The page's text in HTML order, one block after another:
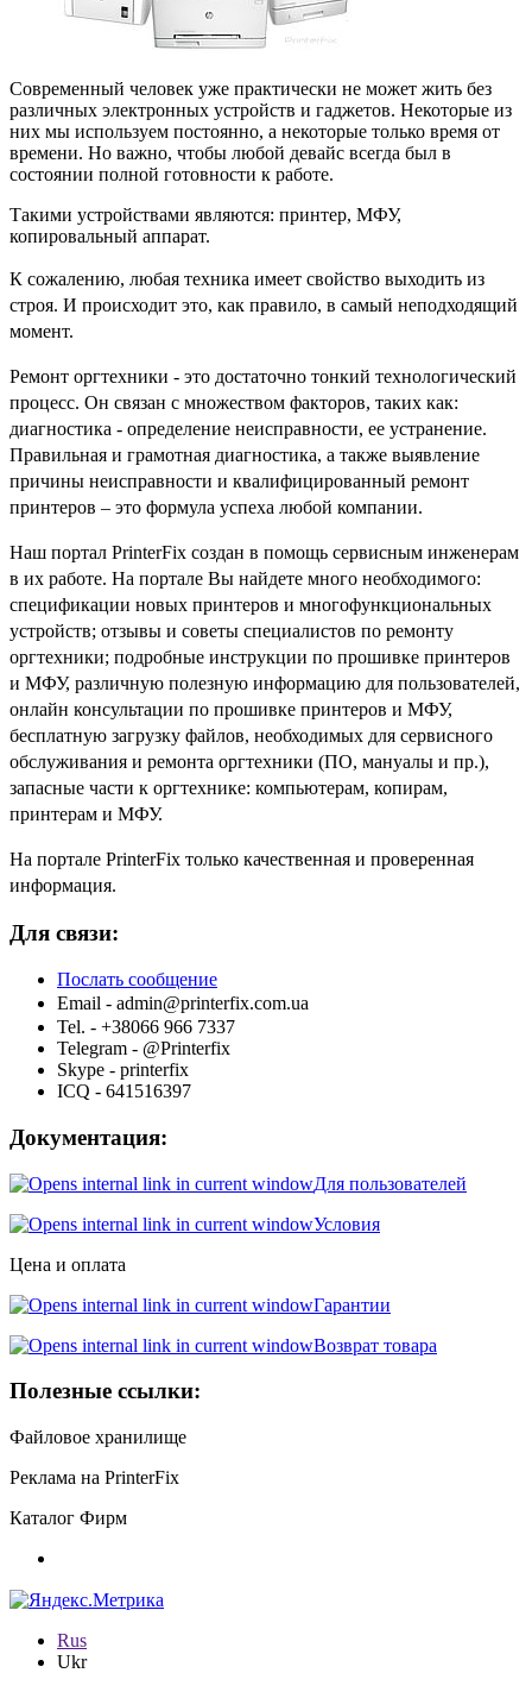
Современный человек уже практически не может жить без
различных электронных устройств и гаджетов. Некоторые из
них мы используем постоянно, а некоторые только время от
времени. Но важно, чтобы любой девайс всегда был в
состоянии полной готовности к работе.
Такими устройствами являются: принтер, МФУ,
копировальный аппарат.
К сожалению, любая техника имеет свойство выходить из
строя. И происходит это, как правило, в самый неподходящий
момент.
Ремонт оргтехники - это достаточно тонкий технологический
процесс. Он связан с множеством факторов, таких как:
диагностика - определение неисправности, ее устранение.
Правильная и грамотная диагностика, а также выявление
причины неисправности и квалифицированный ремонт
принтеров – это формула успеха любой компании.
Наш портал PrinterFix создан в помощь сервисным инженерам
в их работе. На портале Вы найдете много необходимого:
спецификации новых принтеров и многофункциональных
устройств; отзывы и советы специалистов по ремонту
оргтехники; подробные инструкции по прошивке принтеров
и МФУ, различную полезную информацию для пользователей,
онлайн консультации по прошивке принтеров и МФУ,
бесплатную загрузку файлов, необходимых для сервисного
обслуживания и ремонта оргтехники (ПО, мануалы и пр.),
запасные части к оргтехнике: компьютерам, копирам,
принтерам и МФУ.
На портале PrinterFix только качественная и проверенная
информация.
Для связи:
Послать сообщение
Email - admin@printerfix.com.ua
Tel. - +38066 966 7337
Telegram - @Printerfix
Skype - printerfix
ICQ - 641516397
Документация:
Для пользователей
Условия
Цена и оплата
Гарантии
Возврат товара
Полезные ссылки:
Файловое хранилище
Реклама на PrinterFix
Каталог Фирм
Rus
Ukr